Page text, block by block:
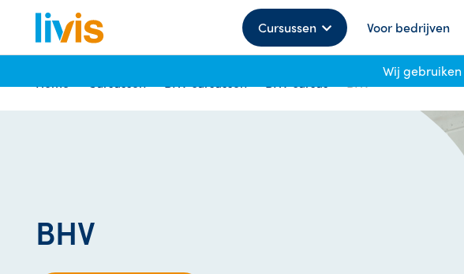
Cursussen Voor bedrijven
Wij gebruiken
Home Cursussen BHV cursussen BHV cursus BHV
BHV